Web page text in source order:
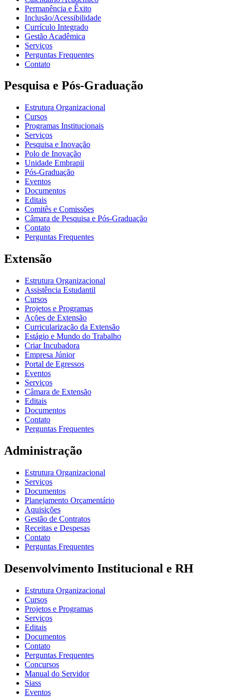
Permanência e Êxito
Inclusão/Acessibilidade
Currículo Integrado
Gestão Acadêmica
Serviços
Perguntas Frequentes
Contato
Pesquisa e Pós-Graduação
Estrutura Organizacional
Cursos
Programas Institucionais
Serviços
Pesquisa e Inovação
Polo de Inovação
Unidade Embrapii
Pós-Graduação
Eventos
Documentos
Editais
Comitês e Comissões
Câmara de Pesquisa e Pós-Graduação
Contato
Perguntas Frequentes
Extensão
Estrutura Organizacional
Assistência Estudantil
Cursos
Projetos e Programas
Ações de Extensão
Curricularização da Extensão
Estágio e Mundo do Trabalho
Criar Incubadora
Empresa Júnior
Portal de Egressos
Eventos
Serviços
Câmara de Extensão
Editais
Documentos
Contato
Perguntas Frequentes
Administração
Estrutura Organizacional
Serviços
Documentos
Planejamento Orçamentário
Aquisições
Gestão de Contratos
Receitas e Despesas
Contato
Perguntas Frequentes
Desenvolvimento Institucional e RH
Estrutura Organizacional
Cursos
Projetos e Programas
Serviços
Editais
Documentos
Contato
Perguntas Frequentes
Concursos
Manual do Servidor
Siass
Eventos